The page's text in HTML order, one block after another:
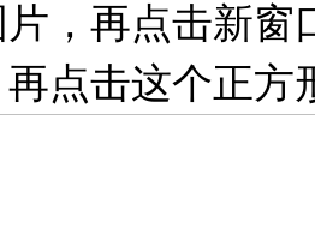
，再点击新
点击这个正方